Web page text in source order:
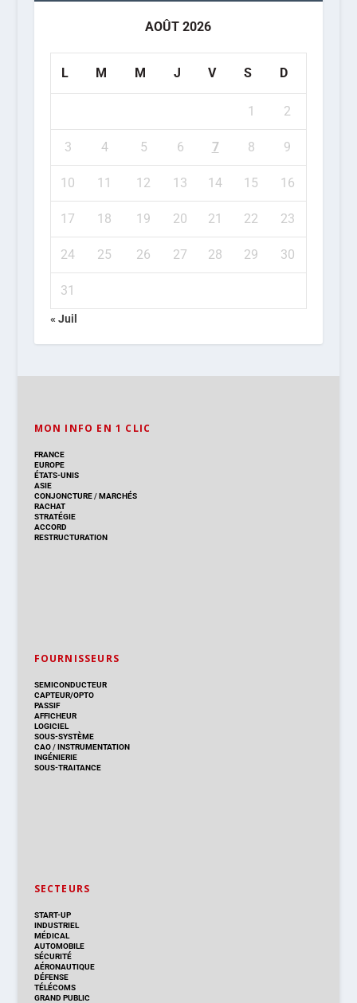
AOÛT 2026
L M M J V S D
1 2
3 4 5 6 7 8 9
10 11 12 13 14 15 16
17 18 19 20 21 22 23
24 25 26 27 28 29 30
31
« Juil
MON INFO EN 1 CLIC
FRANCE
EUROPE
ÉTATS-UNIS
ASIE
CONJONCTURE/MARCHÉS
RACHAT
STRATÉGIE
ACCORD
RESTRUCTURATION
FOURNISSEURS
SEMICONDUCTEUR
CAPTEUR/OPTO
PASSIF
AFFICHEUR
LOGICIEL
SOUS-SYSTÈME
CAO/INSTRUMENTATION
INGÉNIERIE
SOUS-TRAITANCE
SECTEURS
START-UP
INDUSTRIEL
MÉDICAL
AUTOMOBILE
SÉCURITÉ
AÉRONAUTIQUE
DÉFENSE
TÉLÉCOMS
GRAND PUBLIC